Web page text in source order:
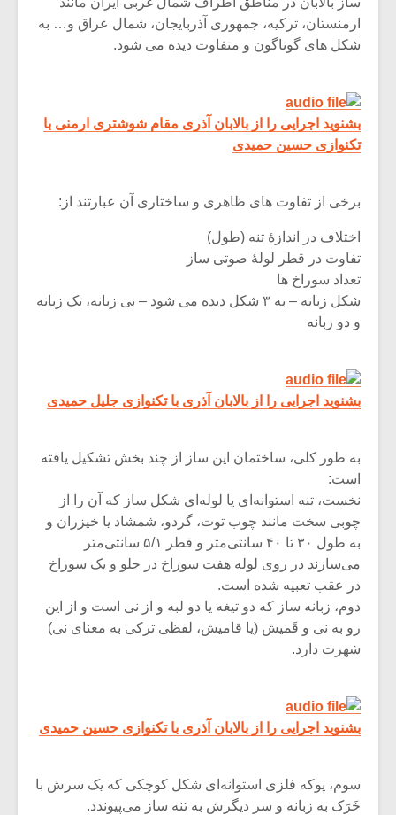
ارمنستان، ترکیه، جمهوری آذربایجان، شمال عراق و… به
شکل های گوناگون و متفاوت دیده می شود.
بشنوید اجرایی را از بالابان آذری مقام شوشتری ارمنی با
تکنوازی حسین حمیدی
برخی از تفاوت های ظاهری و ساختاری آن عبارتند از:
اختلاف در اندازۀ تنه (طول)
تفاوت در قطر لولۀ صوتی ساز
تعداد سوراخ ها
شکل زبانه – به ۳ شکل دیده می شود – بی زبانه، تک زبانه
و دو زبانه
بشنوید اجرایی را از بالابان آذری با تکنوازی جلیل حمیدی
به‌ طور کلى‌، ساختمان‌ این‌ ساز از چند بخش‌ تشکیل‌ یافته‌
است‌:
نخست‌، تنه استوانه‌ای‌ یا لوله‌ای‌ شکل‌ ساز که‌ آن‌ را از
چوبى‌ سخت‌ مانند چوب‌ توت‌، گردو، شمشاد یا خیزران‌ و
به‌ طول‌ ۳۰ تا ۴۰ سانتى‌متر و قطر ۵/۱ سانتى‌متر
مى‌سازند در روی لوله هفت سوراخ در جلو و یک سوراخ
در عقب تعبیه شده است.
دوم‌، زبانه ساز که‌ دو تیغه‌ یا دو لبه‌ و از نى‌ است‌ و از این‌
رو به‌ نى‌ و قَمیش‌ (یا قامیش‌، لفظى‌ ترکى‌ به‌ معنای‌ نى‌)
شهرت‌ دارد.
بشنوید اجرایی را از بالابان آذری با تکنوازی حسین حمیدی
سوم‌، پوکه فلزی‌ استوانه‌ای‌ شکل‌ کوچکى‌ که‌ یک‌ سرش‌ با
خَرَک‌ به‌ زبانه‌ و سر دیگرش‌ به‌ تنه ساز مى‌پیوندد.
اگر نمی توانی